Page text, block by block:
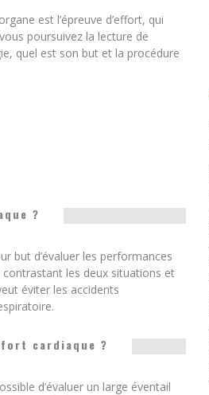
est l’épreuve d’effort, qui
poursuivez la lecture de
quel est son but et la procédure
?
but d’évaluer les performances
les deux situations et
éviter les accidents
cardiaque ?
d’évaluer un large éventail